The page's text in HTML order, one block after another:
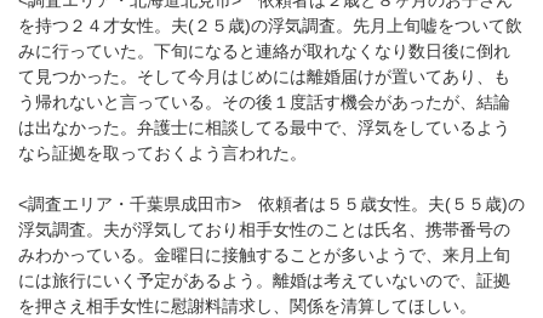
を持つ２４才女性。夫(２５歳)の浮気調査。先月上旬嘘をついて飲
みに行っていた。下旬になると連絡が取れなくなり数日後に倒れ
て見つかった。そして今月はじめには離婚届けが置いてあり、も
う帰れないと言っている。その後１度話す機会があったが、結論
は出なかった。弁護士に相談してる最中で、浮気をしているよう
なら証拠を取っておくよう言われた。
<調査エリア・千葉県成田市> 依頼者は５５歳女性。夫(５５歳)の
浮気調査。夫が浮気しており相手女性のことは氏名、携帯番号の
みわかっている。金曜日に接触することが多いようで、来月上旬
には旅行にいく予定があるよう。離婚は考えていないので、証拠
を押さえ相手女性に慰謝料請求し、関係を清算してほしい。